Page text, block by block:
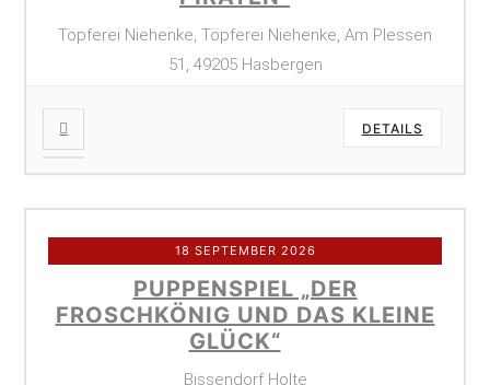
Töpferei Niehenke, Töpferei Niehenke, Am Plessen
51, 49205 Hasbergen
DETAILS
18 SEPTEMBER 2026
PUPPENSPIEL „DER
FROSCHKÖNIG UND DAS KLEINE
GLÜCK“
Bissendorf Holte